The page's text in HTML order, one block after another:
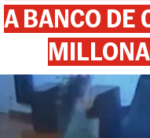
A BANCO DE